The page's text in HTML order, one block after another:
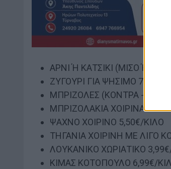
ΑΡΝΙ Ή ΚΑΤΣΙΚΙ (ΜΙΣΟ Ή
ΖΥΓΟΥΡΙ ΓΙΑ ΨΗΣΙΜΟ 7.5€/
ΜΠΡΙΖΟΛΕΣ (ΚΟΝΤΡΑ -
ΜΠΡΙΖΟΛΑΚΙΑ ΧΟΙΡΙΝΑ
ΨΑΧΝΟ ΧΟΙΡΙΝΟ 5,50€/ΚΙΛΟ
ΤΗΓΑΝΙΑ ΧΟΙΡΙΝΗ ΜΕ ΛΙΓΟ
ΛΟΥΚΑΝΙΚΟ ΧΩΡΙΑΤΙΚΟ
ΚΙΜΑΣ ΚΟΤΟΠΟΥΛΟ 6,99€/